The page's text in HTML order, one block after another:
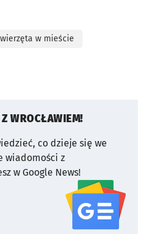
w mieście
WROCŁAWIEM!
co dzieje się we
wiadomości z
w Google News!
serwisu